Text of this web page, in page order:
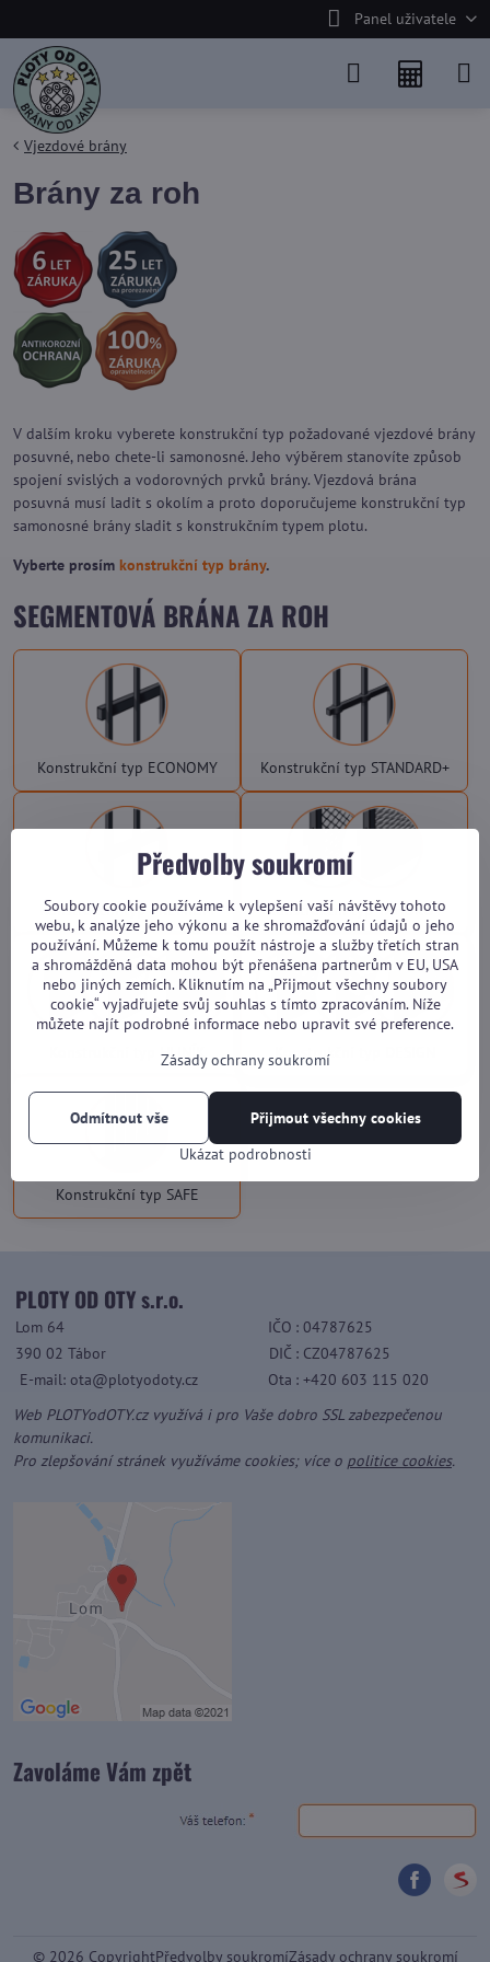
Panel uživatele
Vjezdové brány
Brány za roh
V dalším kroku vyberete konstrukční typ požadované vjezdové brány
posuvné, nebo chete-li samonosné. Jeho výběrem stanovíte způsob
spojení svislých a vodorovných prvků brány. Vjezdová brána
posuvná musí ladit s okolím a proto doporučujeme konstrukční typ
samonosné brány sladit s konstrukčním typem plotu.
Vyberte prosím konstrukční typ brány.
SEGMENTOVÁ BRÁNA ZA ROH
Konstrukční typ ECONOMY Konstrukční typ STANDARD+
Konstrukční typ PREMIUM Konstrukční typ TAHOKOV
Konstrukční typ HLINÍK Konstrukční typ DESIGN
Konstrukční typ SAFE
PLOTY OD OTY s.r.o.
Lom 64 IČO : 04787625
390 02 Tábor
DIČ : CZ04787625
E-mail: ota@plotyodoty.cz
Ota : +420 603 115 020
Web PLOTYodOTY.cz využívá i pro Vaše dobro SSL zabezpečenou
komunikaci.
Pro zlepšování stránek využíváme cookies; více o politice cookies.
Zavoláme Vám zpět
© 2026 CopyrightPředvolby soukromíZásady ochrany soukromí
Předvolby soukromí
Soubory cookie používáme k vylepšení vaší návštěvy tohoto
webu, k analýze jeho výkonu a ke shromažďování údajů o jeho
používání. Můžeme k tomu použít nástroje a služby třetích stran
a shromážděná data mohou být přenášena partnerům v EU, USA
nebo jiných zemích. Kliknutím na „Přijmout všechny soubory
cookie“ vyjadřujete svůj souhlas s tímto zpracováním. Níže
můžete najít podrobné informace nebo upravit své preference.
Zásady ochrany soukromí
Ukázat podrobnosti
Přijmout všechny cookies
Odmítnout vše